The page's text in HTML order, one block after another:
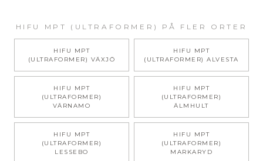
HIFU MPT (ULTRAFORMER) PÅ FLER ORTER
HIFU MPT
(ULTRAFORMER) VÄXJÖ
HIFU MPT
(ULTRAFORMER) ALVESTA
HIFU MPT
(ULTRAFORMER)
VÄRNAMO
HIFU MPT
(ULTRAFORMER)
ÄLMHULT
HIFU MPT
(ULTRAFORMER)
LESSEBO
HIFU MPT
(ULTRAFORMER)
MARKARYD